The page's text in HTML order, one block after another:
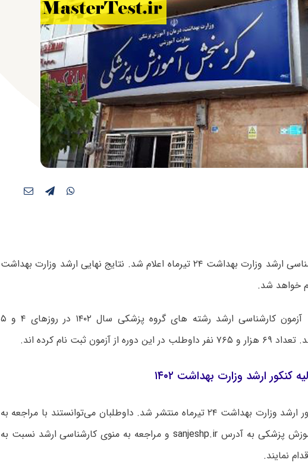
نتایج اولیه آزمون کارشناسی ارشد وزارت بهداشت ۲۴ تیرماه اعلام شد. نتایج نهایی ارشد وزارت بهداشت
، آزمون کارشناسی ارشد رشته های گروه پزشکی سال ۱۴۰۲ در روزهای ۴ و ۵
کنکور ارشد وزارت بهداشت ۱۴۰۲
کارنامه مرحله اول کنکور ارشد وزارت بهداشت ۲۴ تیرماه منتشر شد. داوطلبان می‌توانستند با مراجعه به
پزشکی به آدرسsanjeshp.ir و مراجعه به منوی کارشناسی ارشد نسبت به
نمایند.